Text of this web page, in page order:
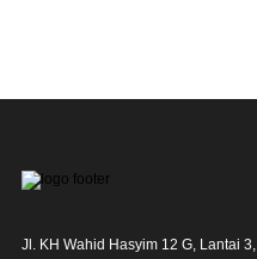
Jl. KH Wahid Hasyim 12 G, Lantai 3,